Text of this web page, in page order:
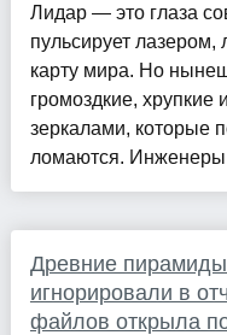
Лидар — это глаза
пульсирует лазером,
карту мира. Но
громоздкие, хрупкие
зеркалами, которые
ломаются. Инженеры
Древние
игнорировали в
файлов открыла